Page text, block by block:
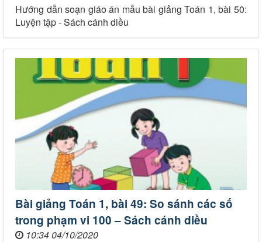
Hướng dẫn soạn giáo án mẫu bài giảng Toán 1, bài 50:
Luyện tập - Sách cánh diều
Bài giảng Toán 1, bài 49: So sánh các số
trong phạm vi 100 – Sách cánh diều
10:34 04/10/2020